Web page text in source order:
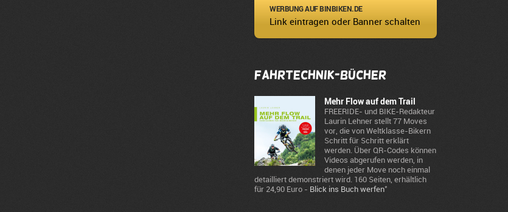
WERBUNG AUF BINBIKEN.DE
Link eintragen oder Banner schalten
Fahrtechnik-Bücher
Mehr Flow auf dem Trail
FREERIDE- und BIKE-Redakteur
Laurin Lehner stellt 77 Moves
vor, die von Weltklasse-Bikern
Schritt für Schritt erklärt
werden. Über QR-Codes können
Videos abgerufen werden, in
denen jeder Move noch einmal
detailliert demonstriert wird. 160 Seiten, erhältlich
für 24,90 Euro - Blick ins Buch werfen*